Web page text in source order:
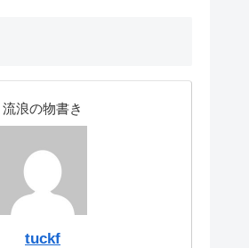
流浪の物書き
tuckf